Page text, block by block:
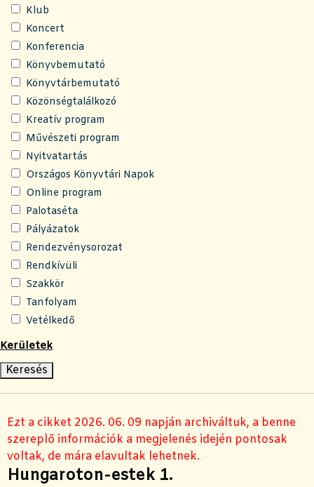
Klub
Koncert
Konferencia
Könyvbemutató
Könyvtárbemutató
Közönségtalálkozó
Kreatív program
Művészeti program
Nyitvatartás
Országos Könyvtári Napok
Online program
Palotaséta
Pályázatok
Rendezvénysorozat
Rendkívüli
Szakkör
Tanfolyam
Vetélkedő
Kerületek
Ezt a cikket 2026. 06. 09 napján archiváltuk, a benne
szereplő információk a megjelenés idején pontosak
voltak, de mára elavultak lehetnek.
Hungaroton-estek 1.